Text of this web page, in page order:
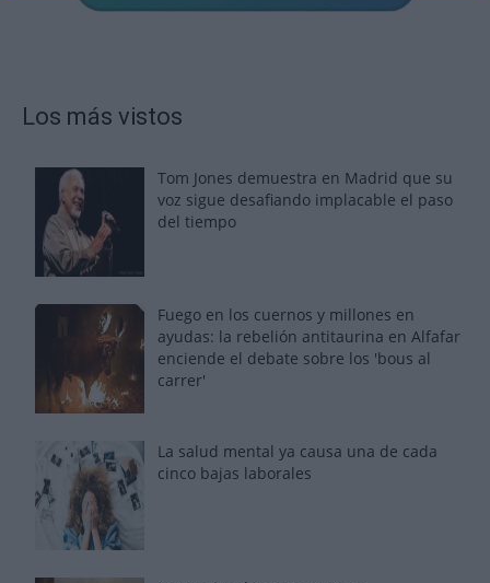
Los más vistos
Tom Jones demuestra en Madrid que su
voz sigue desafiando implacable el paso
del tiempo
Fuego en los cuernos y millones en
ayudas: la rebelión antitaurina en Alfafar
enciende el debate sobre los 'bous al
carrer'
La salud mental ya causa una de cada
cinco bajas laborales